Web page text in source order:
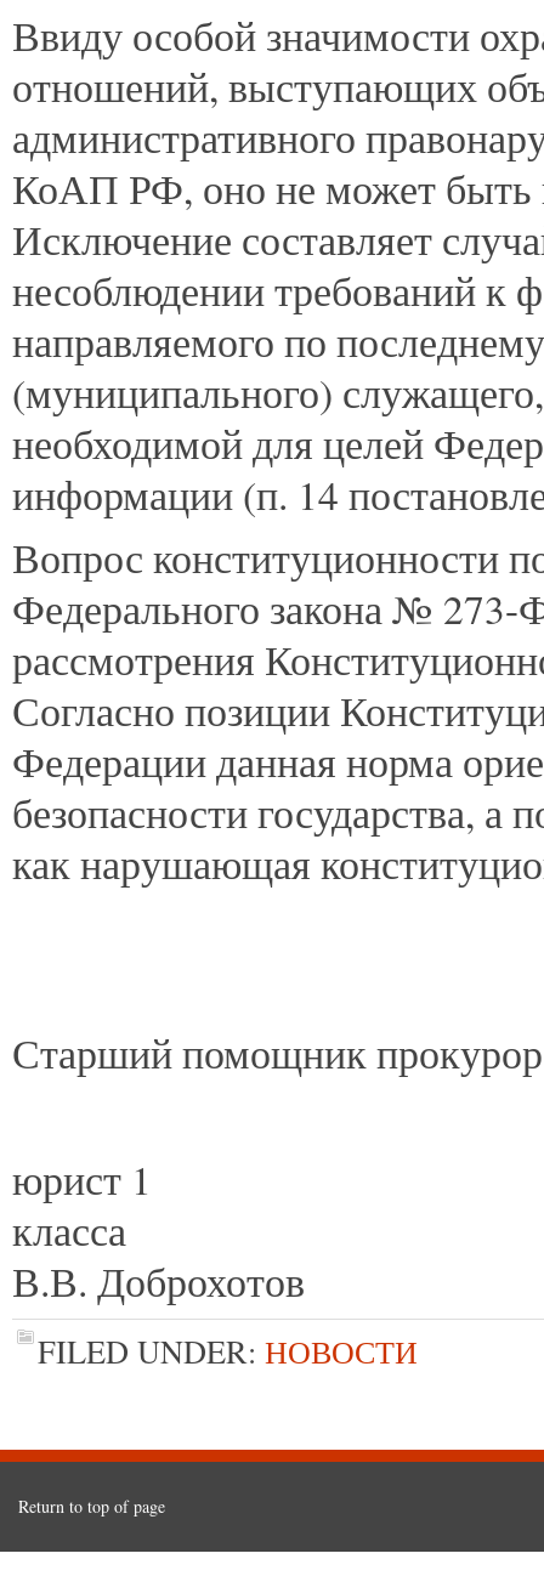
Ввиду особой значимости
отношений, выступающих
административного
КоАП РФ, оно не может быть
Исключение составляет
несоблюдении требований к
направляемого по
(муниципального)
необходимой для целей
информации (п. 14
Вопрос конституционности
Федерального закона № 273-
рассмотрения
Согласно позиции
Федерации данная норма
безопасности государства, а
как нарушающая
Старший помощник
юрист 1
В.В. Доброхотов
FILED UNDER: НОВОСТИ
Return to top of page